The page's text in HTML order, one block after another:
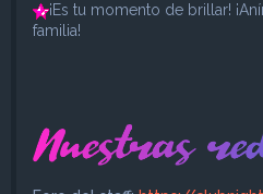
¡Es tu momento de brillar!
familia!